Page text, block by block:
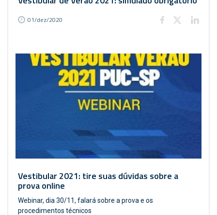
01/dez/2020
Vestibular 2021: tire suas dúvidas sobre a
prova online
Webinar, dia 30/11, falará sobre a prova e os
procedimentos técnicos